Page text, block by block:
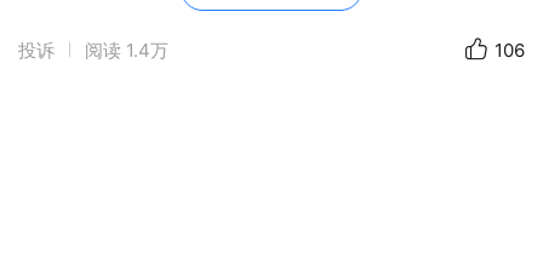
投诉 阅读 1.4万 106